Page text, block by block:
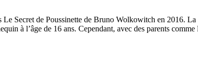
Secret de Poussinette de Bruno Wolkowitch en 2016.
à l’âge de 16 ans. Cependant, avec des parents